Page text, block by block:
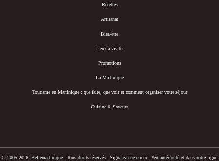
Recettes
Artisanat
Bien-être
Lieux à visiter
Promotions
La Martinique
Tourisme en Martinique : que faire, que voir et comment organiser votre séjour
Cuisine & Saveurs
© 2005-2026- Bellemartinique - Tous droits réservés - Signalez une erreur - *en antériorité et dans notre ligne